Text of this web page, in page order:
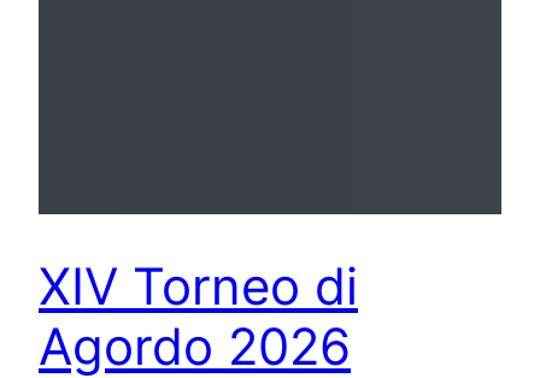
XIV Torneo di
Agordo 2026